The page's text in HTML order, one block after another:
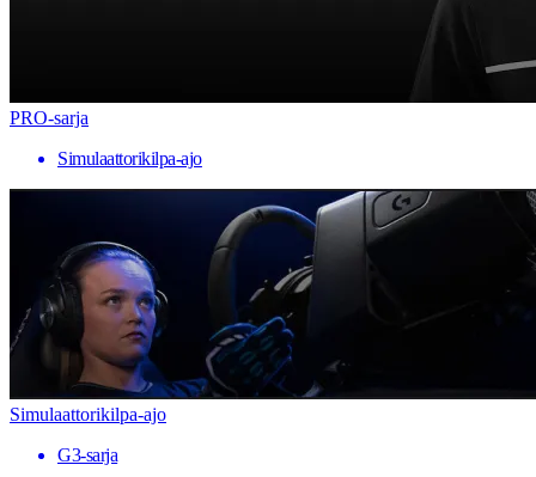
PRO-sarja
Simulaattorikilpa-ajo
Simulaattorikilpa-ajo
G3-sarja